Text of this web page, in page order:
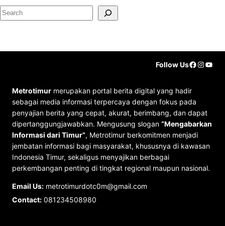
S
r
Follow Us
Metrotimur merupakan portal berita digital yang hadir
sebagai media informasi terpercaya dengan fokus pada
penyajian berita yang cepat, akurat, berimbang, dan dapat
dipertanggungjawabkan. Mengusung slogan “Mengabarkan
Informasi dari Timur”, Metrotimur berkomitmen menjadi
jembatan informasi bagi masyarakat, khususnya di kawasan
Indonesia Timur, sekaligus menyajikan berbagai
perkembangan penting di tingkat regional maupun nasional.
Email Us: metrotimurdotc0m@gmail.com
Contact: 081234508980